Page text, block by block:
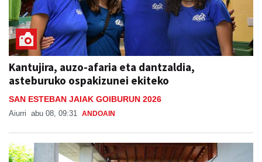
Kantujira, auzo-afaria eta dantzaldia,
asteburuko ospakizunei ekiteko
SAN ESTEBAN JAIAK GOIBURUN 2026
Aiurri abu 08, 09:31 ANDOAIN